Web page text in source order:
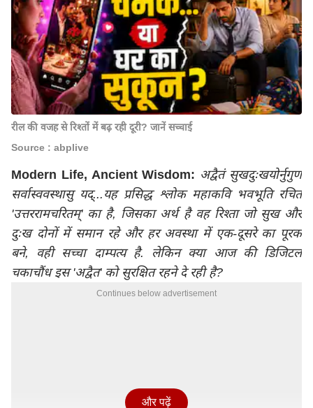
रील की वजह से रिश्तों में बढ़ रही दूरी? जानें सच्चाई
Source : abplive
Modern Life, Ancient Wisdom: अद्वैतं सुखदुःखयोर्नुगुणं
सर्वास्ववस्थासु यद्...यह प्रसिद्ध श्लोक महाकवि भवभूति रचित
'उत्तररामचरितम्' का है, जिसका अर्थ है वह रिश्ता जो सुख और
दुःख दोनों में समान रहे और हर अवस्था में एक-दूसरे का पूरक
बने, वही सच्चा दाम्पत्य है. लेकिन क्या आज की डिजिटल
चकाचौंध इस 'अद्वैत' को सुरक्षित रहने दे रही है?
Continues below advertisement
और पढ़ें